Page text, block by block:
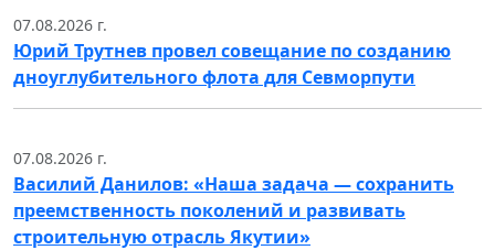
07.08.2026 г.
Юрий Трутнев провел совещание по созданию
дноуглубительного флота для Севморпути
07.08.2026 г.
Василий Данилов: «Наша задача — сохранить
преемственность поколений и развивать
строительную отрасль Якутии»